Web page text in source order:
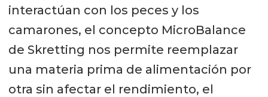
interactúan con los peces y los
camarones, el concepto MicroBalance
de Skretting nos permite reemplazar
una materia prima de alimentación por
otra sin afectar el rendimiento, el